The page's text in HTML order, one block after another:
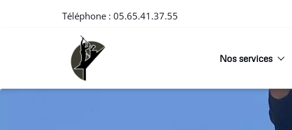
Téléphone : 05.65.41.37.55
Nos services